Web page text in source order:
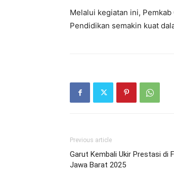
Melalui kegiatan ini,
Pendidikan semakin kuat
Previous article
Garut Kembali Ukir Prestasi di
Jawa Barat 2025